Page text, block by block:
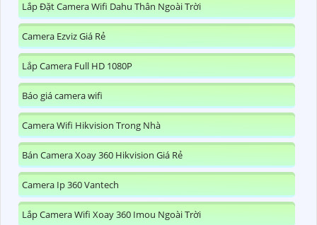
Lắp Đặt Camera Wifi Dahu Thân Ngoài Trời
Camera Ezviz Giá Rẻ
Lắp Camera Full HD 1080P
Báo giá camera wifi
Camera Wifi Hikvision Trong Nhà
Bán Camera Xoay 360 Hikvision Giá Rẻ
Camera Ip 360 Vantech
Lắp Camera Wifi Xoay 360 Imou Ngoài Trời